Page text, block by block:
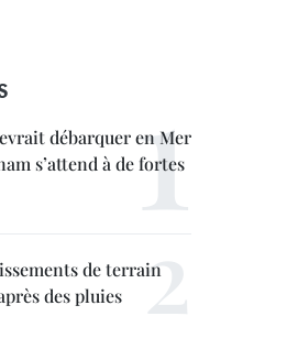
débarquer en Mer
s’attend à de fortes
de terrain
des pluies